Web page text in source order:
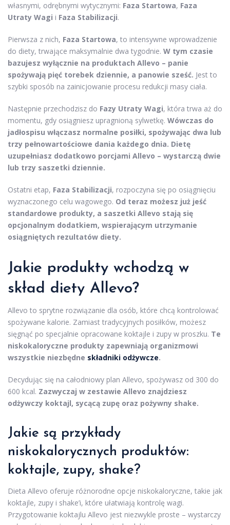
własnymi, odrębnymi wytycznymi: Faza Startowa, Faza
Utraty Wagi i Faza Stabilizacji.
Pierwsza z nich, Faza Startowa, to intensywne wprowadzenie
do diety, trwające maksymalnie dwa tygodnie. W tym czasie
bazujesz wyłącznie na produktach Allevo – panie
spożywają pięć torebek dziennie, a panowie sześć. Jest to
szybki sposób na zainicjowanie procesu redukcji masy ciała.
Następnie przechodzisz do Fazy Utraty Wagi, która trwa aż do
momentu, gdy osiągniesz upragnioną sylwetkę. Wówczas do
jadłospisu włączasz normalne posiłki, spożywając dwa lub
trzy pełnowartościowe dania każdego dnia. Dietę
uzupełniasz dodatkowo porcjami Allevo – wystarczą dwie
lub trzy saszetki dziennie.
Ostatni etap, Faza Stabilizacji, rozpoczyna się po osiągnięciu
wyznaczonego celu wagowego. Od teraz możesz już jeść
standardowe produkty, a saszetki Allevo stają się
opcjonalnym dodatkiem, wspierającym utrzymanie
osiągniętych rezultatów diety.
Jakie produkty wchodzą w
skład diety Allevo?
Allevo to sprytne rozwiązanie dla osób, które chcą kontrolować
spożywane kalorie. Zamiast tradycyjnych posiłków, możesz
sięgnąć po specjalnie opracowane koktajle i zupy w proszku. Te
niskokaloryczne produkty zapewniają organizmowi
wszystkie niezbędne składniki odżywcze.
Decydując się na całodniowy plan Allevo, spożywasz od 300 do
600 kcal. Zazwyczaj w zestawie Allevo znajdziesz
odżywczy koktajl, sycącą zupę oraz pożywny shake.
Jakie są przykłady
niskokalorycznych produktów:
koktajle, zupy, shake?
Dieta Allevo oferuje różnorodne opcje niskokaloryczne, takie jak
koktajle, zupy i shake’i, które ułatwiają kontrolę wagi.
Przygotowanie koktajlu Allevo jest niezwykle proste – wystarczy